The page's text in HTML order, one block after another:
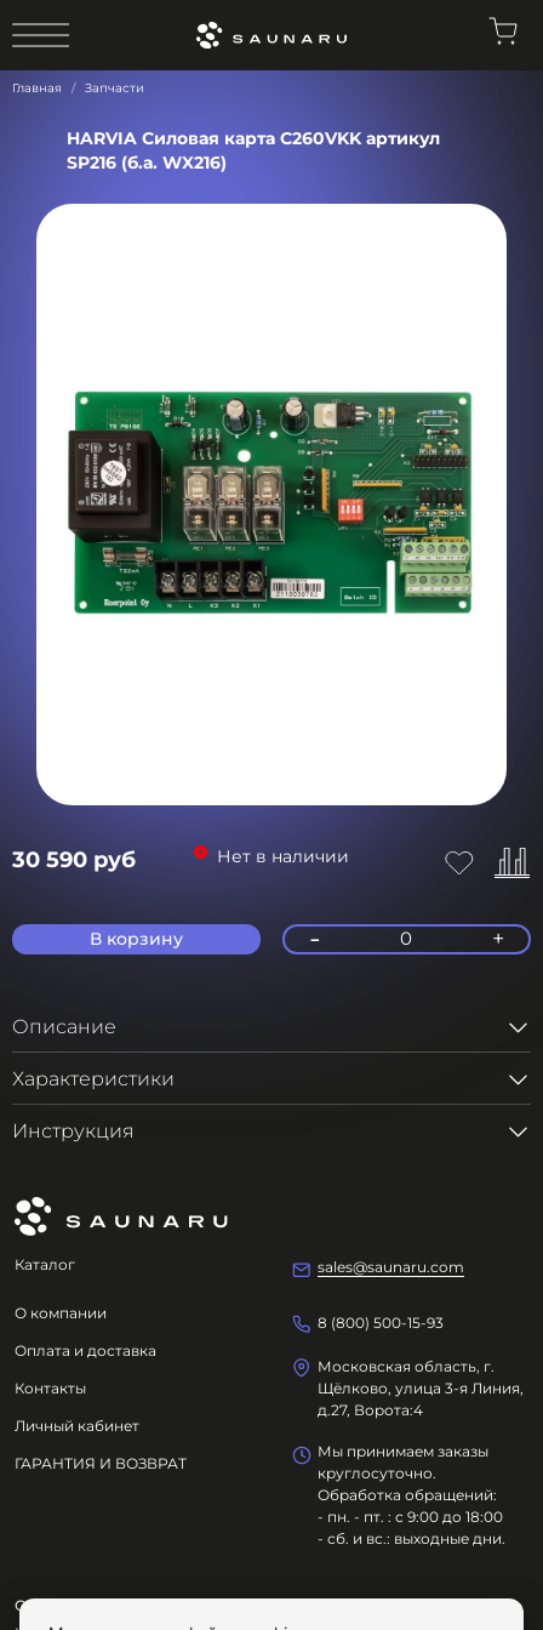
Главная Запчасти
HARVIA Силовая карта C260VKK артикул
SP216 (б.а. WX216)
30 590 руб Нет в наличии
В корзину - 0 +
Описание
Характеристики
Инструкция
Каталог
О компании
Оплата и доставка
Контакты
Личный кабинет
ГАРАНТИЯ И ВОЗВРАТ
sales@saunaru.com
8 (800) 500-15-93
Московская область, г.
Щёлково, улица 3-я Линия,
д.27, Ворота:4
Мы принимаем заказы
круглосуточно.
Обработка обращений:
- пн. - пт. : с 9:00 до 18:00
- сб. и вс.: выходные дни.
ООО "ОЗДОРОВИТЕЛЬНЫЕ ТЕХНОЛОГИИ"